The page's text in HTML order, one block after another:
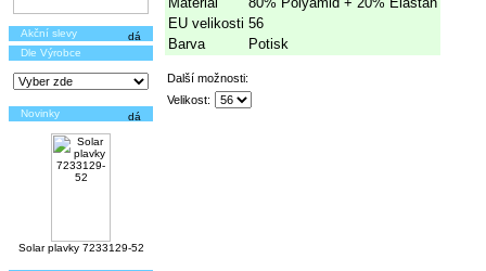
Akční slevy
Dle Výrobce
Novinky
Solar plavky 7233129-52
EU velikosti 56
Barva
Potisk
Další možnosti:
Velikost: